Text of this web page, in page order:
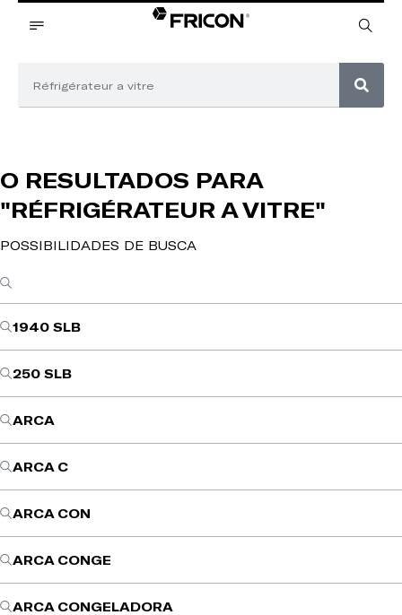
O RESULTADOS PARA
"RÉFRIGÉRATEUR A VITRE"
POSSIBILIDADES DE BUSCA
1940 SLB
250 SLB
ARCA
ARCA C
ARCA CON
ARCA CONGE
ARCA CONGELADORA